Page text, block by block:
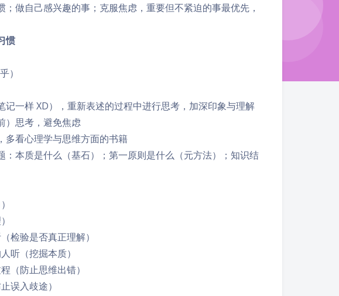
做自己感兴趣的事；克服焦虑，重要但不紧迫的事最优先，
惯
）
记一样 XD），重新表述的过程中进行思考，加深印象与理解
）思考，避免焦虑
多看心理学与思维方面的书籍
：本质是什么（基石）；第一原则是什么（元方法）；知识结
检验是否真正理解）
听（挖掘本质）
（防止思维出错）
误入歧途）